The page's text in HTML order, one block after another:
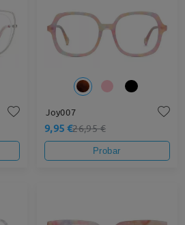
Joy007
9,95 €26,95 €
Probar